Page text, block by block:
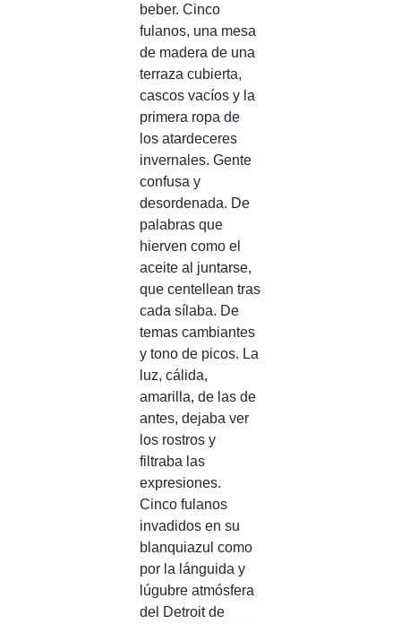
beber. Cinco
fulanos, una mesa
de madera de una
terraza cubierta,
cascos vacíos y la
primera ropa de
los atardeceres
invernales. Gente
confusa y
desordenada. De
palabras que
hierven como el
aceite al juntarse,
que centellean tras
cada sílaba. De
temas cambiantes
y tono de picos. La
luz, cálida,
amarilla, de las de
antes, dejaba ver
los rostros y
filtraba las
expresiones.
Cinco fulanos
invadidos en su
blanquiazul como
por la lánguida y
lúgubre atmósfera
del Detroit de